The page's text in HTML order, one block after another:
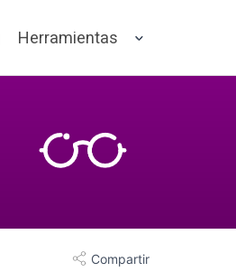
Herramientas
Compartir